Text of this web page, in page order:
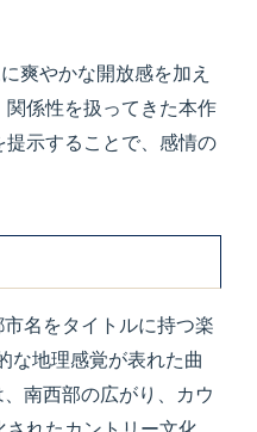
爽やかな開放感を加え
関係性を扱ってきた本作
示することで、感情の
名をタイトルに持つ楽
な地理感覚が表れた曲
南西部の広がり、カウ